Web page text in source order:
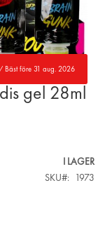
Bäst före 31 aug. 2026
gel 28ml
I LAGER
SKU
1973